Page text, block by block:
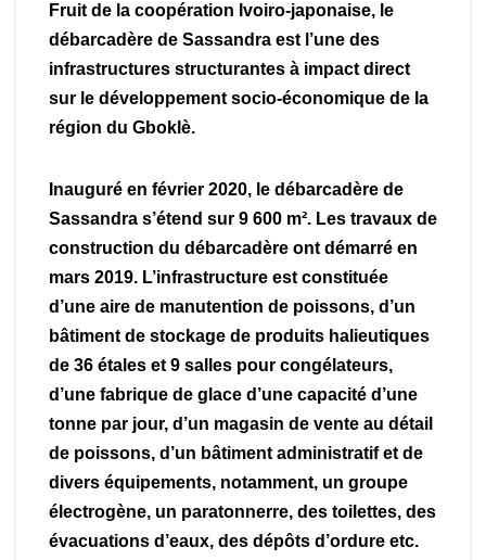
Fruit de la coopération Ivoiro-japonaise, le
débarcadère de Sassandra est l’une des
infrastructures structurantes à impact direct
sur le développement socio-économique de la
région du Gboklè.
Inauguré en février 2020, le débarcadère de
Sassandra s’étend sur 9 600 m². Les travaux de
construction du débarcadère ont démarré en
mars 2019. L’infrastructure est constituée
d’une aire de manutention de poissons, d’un
bâtiment de stockage de produits halieutiques
de 36 étales et 9 salles pour congélateurs,
d’une fabrique de glace d’une capacité d’une
tonne par jour, d’un magasin de vente au détail
de poissons, d’un bâtiment administratif et de
divers équipements, notamment, un groupe
électrogène, un paratonnerre, des toilettes, des
évacuations d’eaux, des dépôts d’ordure etc.